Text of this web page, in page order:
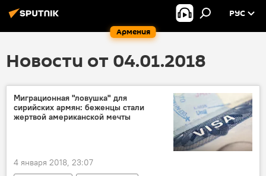
Армения
РУС
Новости от 04.01.2018
Миграционная "ловушка" для
сирийских армян: беженцы стали
жертвой американской мечты
4 января 2018, 23:07